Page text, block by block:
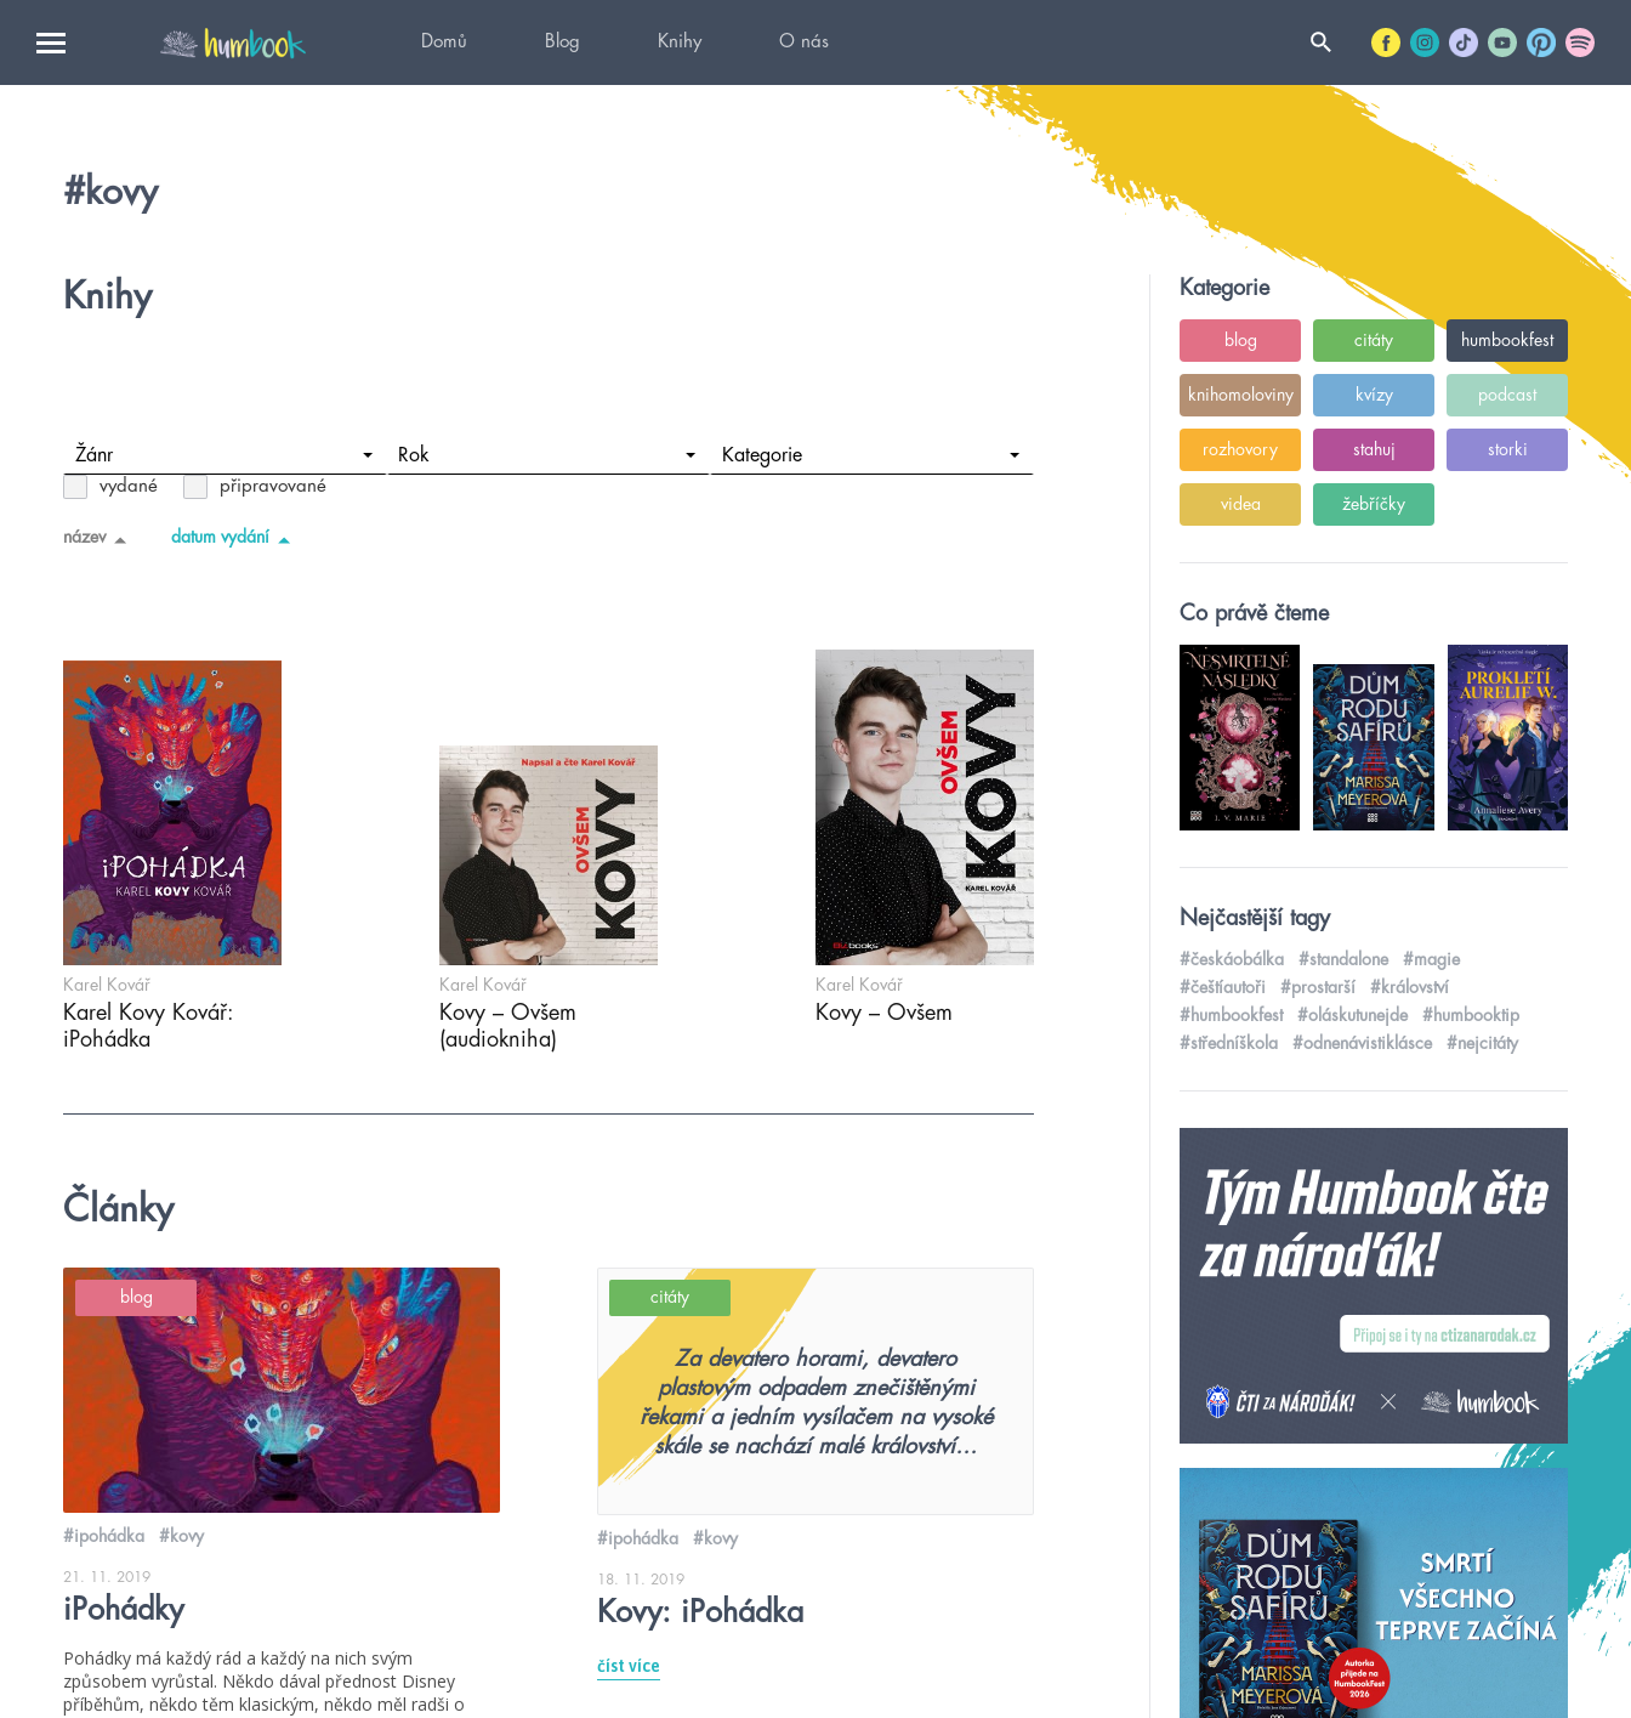
Domů Blog Knihy O nás
#kovy
Knihy
Žánr Rok Kategorie
vydané připravované
název datum vydání
Karel Kovář
Karel Kovy Kovář:
iPohádka
Karel Kovář
Kovy – Ovšem
(audiokniha)
Karel Kovář
Kovy – Ovšem
Články
blog
#ipohádka #kovy
21. 11. 2019
iPohádky
Pohádky má každý rád a každý na nich svým
způsobem vyrůstal. Někdo dával přednost Disney
příběhům, někdo těm klasickým, někdo měl radši o
citáty
Za devatero horami, devatero
plastovým odpadem znečištěnými
řekami a jedním vysílačem na vysoké
skále se nachází malé království…
#ipohádka #kovy
18. 11. 2019
Kovy: iPohádka
číst více
Kategorie
blog citáty humbookfest
knihomoloviny kvízy podcast
rozhovory stahuj storki
videa žebříčky
Co právě čteme
Nejčastější tagy
#českáobálka #standalone
#magie
#češtíautoři
#prostarší
#království
#humbookfest
#oláskutunejde
#humbooktip
#středníškola
#odnenávistiklásce #nejcitáty